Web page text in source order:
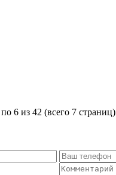
6 из 42 (всего 7 страниц)